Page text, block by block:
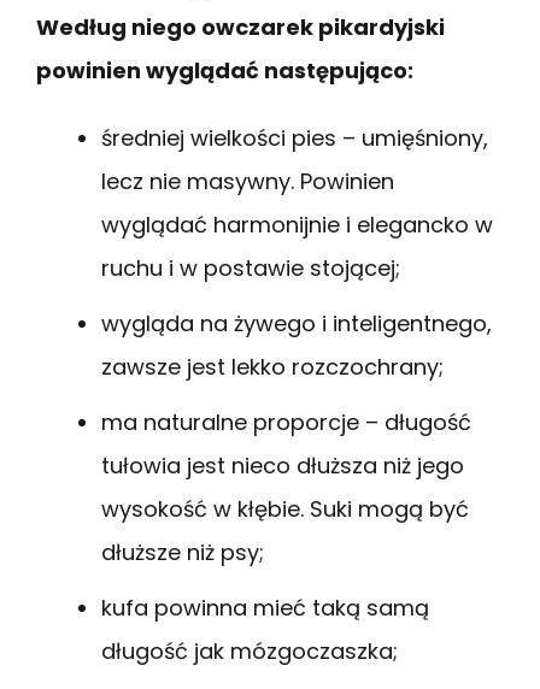
Według niego owczarek pikardyjski
powinien wyglądać następująco:
średniej wielkości pies – umięśniony,
lecz nie masywny. Powinien
wyglądać harmonijnie i elegancko w
ruchu i w postawie stojącej;
wygląda na żywego i inteligentnego,
zawsze jest lekko rozczochrany;
ma naturalne proporcje – długość
tułowia jest nieco dłuższa niż jego
wysokość w kłębie. Suki mogą być
dłuższe niż psy;
kufa powinna mieć taką samą
długość jak mózgoczaszka;